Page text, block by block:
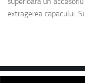
extragerea capacului.